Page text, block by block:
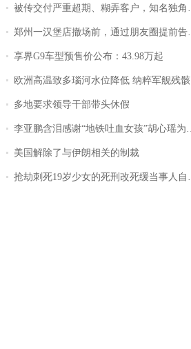
被传交付严重超期、糊弄客户，知名独角兽车企创始人回应：都没证据，将依法采取措施，“本人长期与美国交管局保持沟通，对方表示肯定”
郑州一汉堡店撤场前，通过朋友圈提前告知逐一退费，有顾客仅剩1元也全被退回，分文不少；顾客：言而有信，让人感动
享界G9车型预售价公布：43.98万起
欧洲高温致多瑙河水位降低 纳粹军舰残骸重见天日
多地要求领导干部带头休假
李亚鹏含泪感谢“地铁吐血女孩”胡心瑶为嫣然天使捐99999元：这份捐赠太沉重，尊重其捐赠意愿，个人向胡心瑶和她的病友之家各捐赠99999元
美国解除了与伊朗相关的制裁
抢劫刺死19岁少女的死刑改死缓当事人自述：出狱11年间始终刻意躲避被害人家属